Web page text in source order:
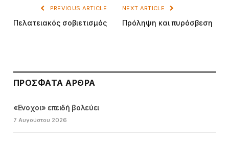
PREVIOUS ARTICLE
Πελατειακός σοβιετισμός
NEXT ARTICLE
Πρόληψη και πυρόσβεση
ΠΡΌΣΦΑΤΑ ΆΡΘΡΑ
«Ενοχοι» επειδή βολεύει
7 Αυγούστου 2026